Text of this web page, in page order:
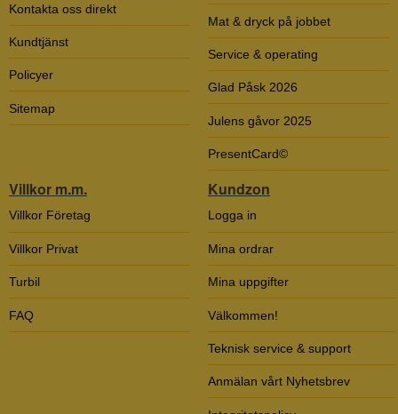
Kontakta oss direkt
Kundtjänst
Policyer
Sitemap
Mat & dryck på jobbet
Service & operating
Glad Påsk 2026
Julens gåvor 2025
PresentCard©
Villkor m.m.
Villkor Företag
Villkor Privat
Turbil
FAQ
Kundzon
Logga in
Mina ordrar
Mina uppgifter
Välkommen!
Teknisk service & support
Anmälan vårt Nyhetsbrev